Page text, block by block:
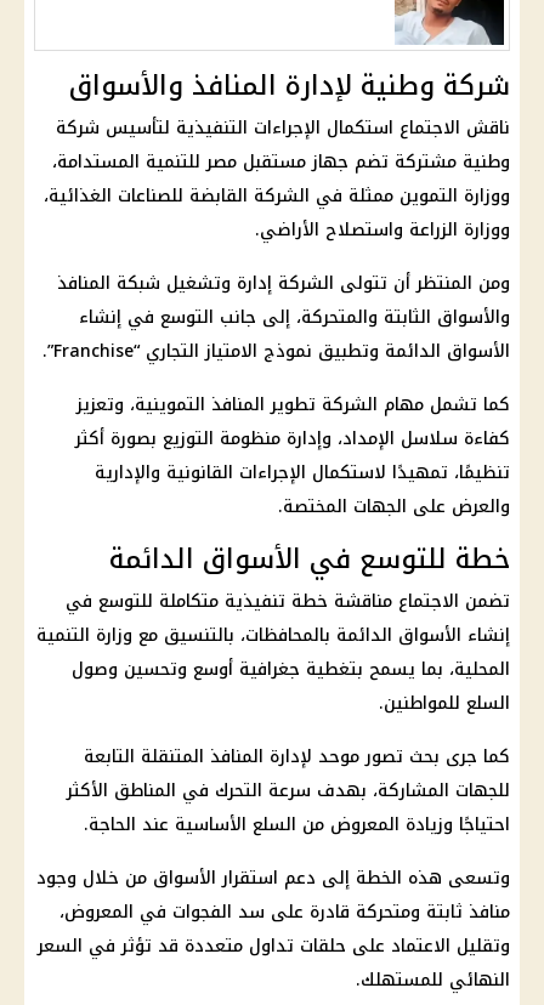
شركة وطنية لإدارة المنافذ والأسواق
ناقش الاجتماع استكمال الإجراءات التنفيذية لتأسيس شركة
وطنية مشتركة تضم جهاز مستقبل مصر للتنمية المستدامة،
ووزارة التموين ممثلة في الشركة القابضة للصناعات الغذائية،
ووزارة الزراعة واستصلاح الأراضي.
ومن المنتظر أن تتولى الشركة إدارة وتشغيل شبكة المنافذ
والأسواق الثابتة والمتحركة، إلى جانب التوسع في إنشاء
الأسواق الدائمة وتطبيق نموذج الامتياز التجاري “Franchise”.
كما تشمل مهام الشركة تطوير المنافذ التموينية، وتعزيز
كفاءة سلاسل الإمداد، وإدارة منظومة التوزيع بصورة أكثر
تنظيمًا، تمهيدًا لاستكمال الإجراءات القانونية والإدارية
والعرض على الجهات المختصة.
خطة للتوسع في الأسواق الدائمة
تضمن الاجتماع مناقشة خطة تنفيذية متكاملة للتوسع في
إنشاء الأسواق الدائمة بالمحافظات، بالتنسيق مع وزارة التنمية
المحلية، بما يسمح بتغطية جغرافية أوسع وتحسين وصول
السلع للمواطنين.
كما جرى بحث تصور موحد لإدارة المنافذ المتنقلة التابعة
للجهات المشاركة، بهدف سرعة التحرك في المناطق الأكثر
احتياجًا وزيادة المعروض من السلع الأساسية عند الحاجة.
وتسعى هذه الخطة إلى دعم استقرار الأسواق من خلال وجود
منافذ ثابتة ومتحركة قادرة على سد الفجوات في المعروض،
وتقليل الاعتماد على حلقات تداول متعددة قد تؤثر في السعر
النهائي للمستهلك.